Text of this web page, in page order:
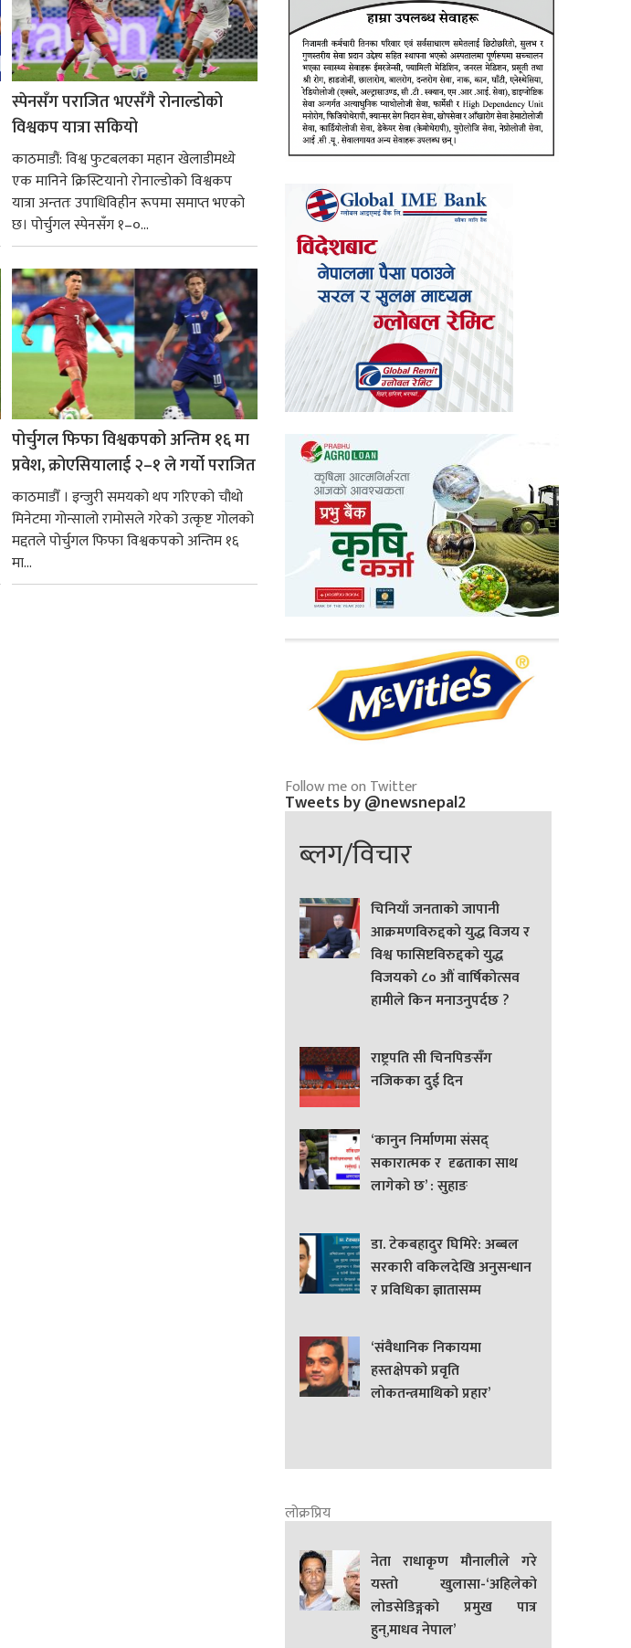
स्पेनसँग पराजित भएसँगै रोनाल्डोको
विश्वकप यात्रा सकियो
काठमाडौं: विश्व फुटबलका महान खेलाडीमध्ये
एक मानिने क्रिस्टियानो रोनाल्डोको विश्वकप
यात्रा अन्ततः उपाधिविहीन रूपमा समाप्त भएको
छ। पोर्चुगल स्पेनसँग १–०...
पोर्चुगल फिफा विश्वकपको अन्तिम १६ मा
प्रवेश, क्रोएसियालाई २–१ ले गर्यो पराजित
काठमाडौँ । इन्जुरी समयको थप गरिएको चौथो
मिनेटमा गोन्सालो रामोसले गरेको उत्कृष्ट गोलको
मद्दतले पोर्चुगल फिफा विश्वकपको अन्तिम १६
मा...
Follow me on Twitter
Tweets by @newsnepal2
ब्लग/विचार
चिनियाँ जनताको जापानी
आक्रमणविरुद्दको युद्ध विजय र
विश्व फासिष्टविरुद्दको युद्ध
विजयको ८० औं वार्षिकोत्सव
हामीले किन मनाउनुपर्दछ ?
राष्ट्रपति सी चिनपिङसँग
नजिकका दुई दिन
‘कानुन निर्माणमा संसद्
सकारात्मक र दृढताका साथ
लागेको छ’ : सुहाङ
डा. टेकबहादुर घिमिरे: अब्बल
सरकारी वकिलदेखि अनुसन्धान
र प्रविधिका ज्ञातासम्म
‘संवैधानिक निकायमा
हस्तक्षेपको प्रवृति
लोकतन्त्रमाथिको प्रहार’
लोक्रप्रिय
नेता राधाकृण मौनालीले गरे
यस्तो खुलासा-‘अहिलेको
लोडसेडिङ्गको प्रमुख पात्र
हुन्,माधव नेपाल’